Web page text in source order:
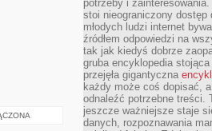
potrzeby i
stoi nieograniczony dostęp
młodych ludzi internet
źródłem odpowiedzi na
tak jak kiedyś dobrze
gruba encyklopedia
przejęła gigantyczna
każdy może coś dopisać,
odnaleźć potrzebne treści.
jeszcze ważniejsze staje
danych, rozpoznawania